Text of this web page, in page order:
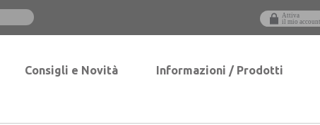
Consigli e Novità Informazioni / Prodotti